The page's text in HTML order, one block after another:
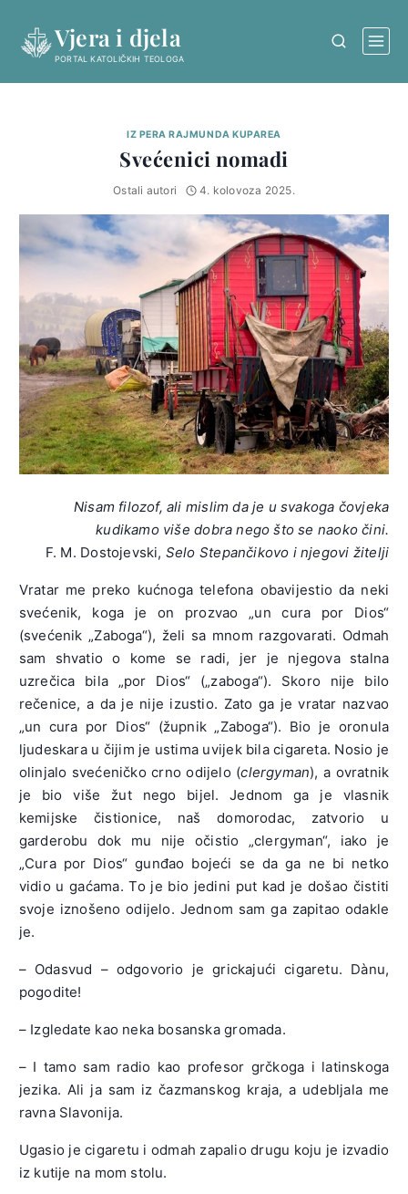
content
Vjera i djela
PORTAL KATOLIČKIH TEOLOGA
IZ PERA RAJMUNDA KUPAREA
Svećenici nomadi
Ostali autori 4. kolovoza 2025.
Nisam filozof, ali mislim da je u svakoga čovjeka
kudikamo više dobra nego što se naoko čini.
F. M. Dostojevski, Selo Stepančikovo i njegovi žitelji
Vratar me preko kućnoga telefona obavijestio da neki
svećenik, koga je on prozvao „un cura por Dios“
(svećenik „Zaboga“), želi sa mnom razgovarati. Odmah
sam shvatio o kome se radi, jer je njegova stalna
uzrečica bila „por Dios“ („zaboga“). Skoro nije bilo
rečenice, a da je nije izustio. Zato ga je vratar nazvao
„un cura por Dios“ (župnik „Zaboga“). Bio je oronula
ljudeskara u čijim je ustima uvijek bila cigareta. Nosio je
olinjalo svećeničko crno odijelo (clergyman), a ovratnik
je bio više žut nego bijel. Jednom ga je vlasnik
kemijske čistionice, naš domorodac, zatvorio u
garderobu dok mu nije očistio „clergyman“, iako je
„Cura por Dios“ gunđao bojeći se da ga ne bi netko
vidio u gaćama. To je bio jedini put kad je došao čistiti
svoje iznošeno odijelo. Jednom sam ga zapitao odakle
je.
– Odasvud – odgovorio je grickajući cigaretu. Dànu,
pogodite!
– Izgledate kao neka bosanska gromada.
– I tamo sam radio kao profesor grčkoga i latinskoga
jezika. Ali ja sam iz čazmanskog kraja, a udebljala me
ravna Slavonija.
Ugasio je cigaretu i odmah zapalio drugu koju je izvadio
iz kutije na mom stolu.